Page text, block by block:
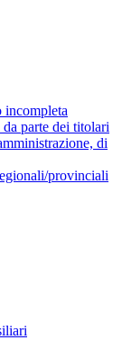
incompleta
parte dei titolari
di
provinciali